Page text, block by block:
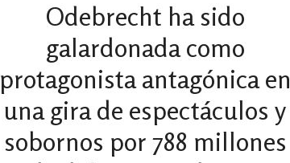
Odebrecht ha sido
galardonada como
protagonista antagónica en
una gira de espectáculos y
sobornos por 788 millones